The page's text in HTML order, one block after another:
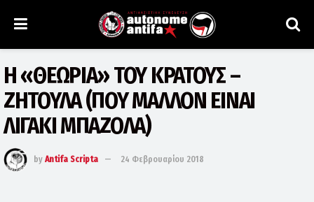
Η «ΘΕΩΡΙΑ» ΤΟΥ ΚΡΑΤΟΥΣ –
ΖΗΤΟΥΛΑ (ΠΟΥ ΜΑΛΛΟΝ ΕΙΝΑΙ
ΛΙΓΑΚΙ ΜΠΑΖΟΛΑ)
by Antifa Scripta 24 Φεβρουαρίου 2018